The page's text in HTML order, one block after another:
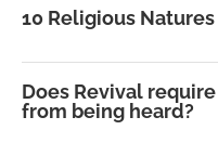
10 Religious
Does Revival
from being heard?